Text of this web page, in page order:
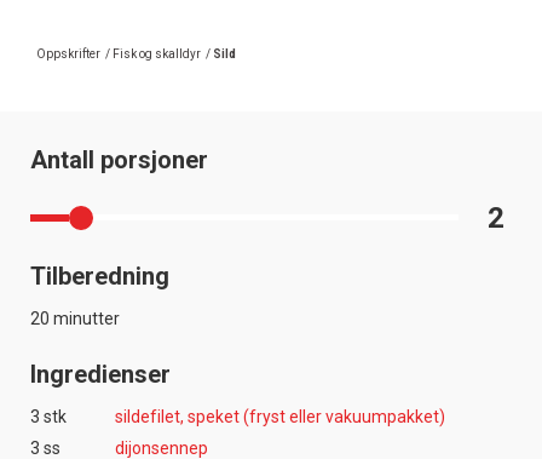
Oppskrifter / Fisk og skalldyr / Sild
Antall porsjoner
2
Tilberedning
20 minutter
Ingredienser
3 stk
sildefilet, speket (fryst eller vakuumpakket)
3 ss
dijonsennep